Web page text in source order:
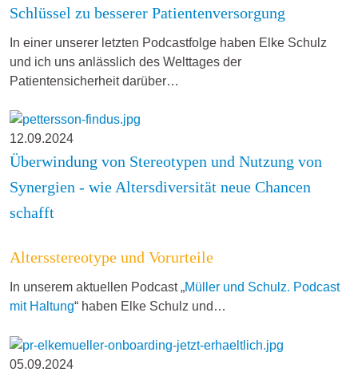
Schlüssel zu besserer Patientenversorgung
In einer unserer letzten Podcastfolge haben Elke Schulz
und ich uns anlässlich des Welttages der
Patientensicherheit darüber…
12.09.2024
Überwindung von Stereotypen und Nutzung von
Synergien - wie Altersdiversität neue Chancen
schafft
Altersstereotype und Vorurteile
In unserem aktuellen Podcast „Müller und Schulz. Podcast
mit Haltung“ haben Elke Schulz und…
05.09.2024